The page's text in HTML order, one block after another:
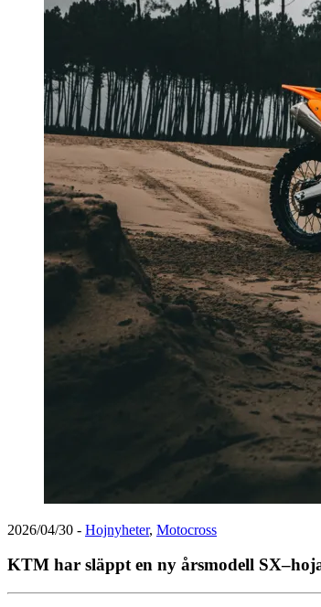
2026/04/30 - Hojnyheter, Motocross
KTM har släppt en ny årsmodell